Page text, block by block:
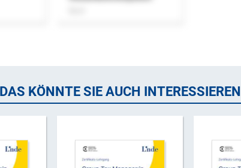
DAS KÖNNTE SIE AUCH INTERESSIEREN